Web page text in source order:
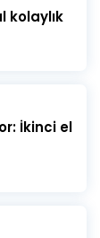
kolaylık
İkinci el